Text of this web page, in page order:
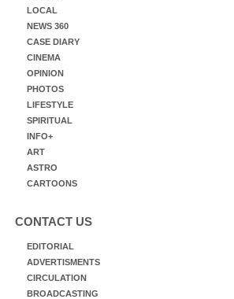
LOCAL
NEWS 360
CASE DIARY
CINEMA
OPINION
PHOTOS
LIFESTYLE
SPIRITUAL
INFO+
ART
ASTRO
CARTOONS
CONTACT US
EDITORIAL
ADVERTISMENTS
CIRCULATION
BROADCASTING